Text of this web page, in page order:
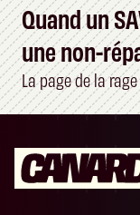
Quand un
une non-
La page de la rage